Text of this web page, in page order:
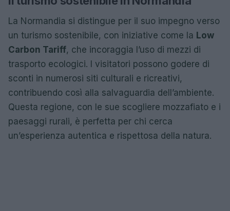
La Normandia si distingue per il suo impegno verso
un turismo sostenibile, con iniziative come la Low
Carbon Tariff, che incoraggia l’uso di mezzi di
trasporto ecologici. I visitatori possono godere di
sconti in numerosi siti culturali e ricreativi,
contribuendo così alla salvaguardia dell’ambiente.
Questa regione, con le sue scogliere mozzafiato e i
paesaggi rurali, è perfetta per chi cerca
un’esperienza autentica e rispettosa della natura.